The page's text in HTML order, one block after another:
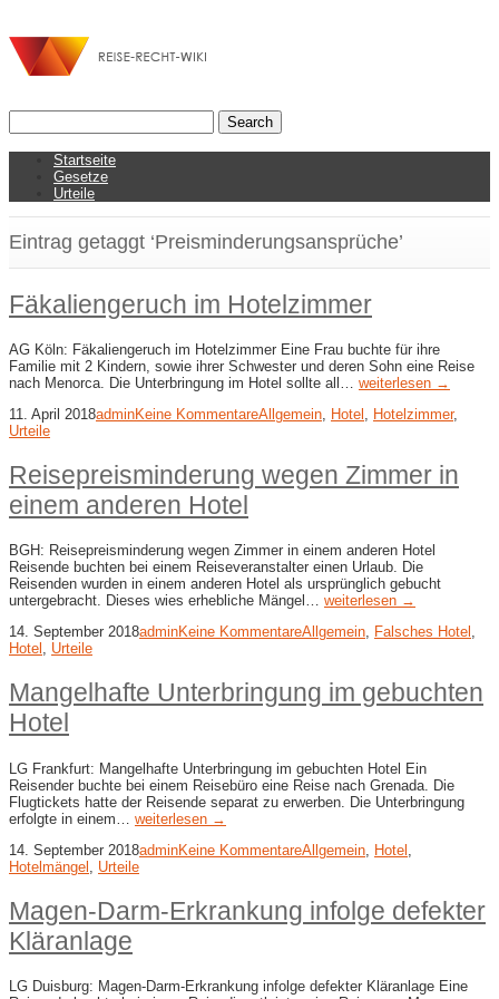
Startseite
Gesetze
Urteile
Eintrag getaggt ‘Preisminderungsansprüche’
Fäkaliengeruch im Hotelzimmer
AG Köln: Fäkaliengeruch im Hotelzimmer Eine Frau buchte für ihre
Familie mit 2 Kindern, sowie ihrer Schwester und deren Sohn eine Reise
nach Menorca. Die Unterbringung im Hotel sollte all… weiterlesen →
11. April 2018adminKeine KommentareAllgemein, Hotel , Hotelzimmer,
Urteile
Reisepreisminderung wegen Zimmer in
einem anderen Hotel
BGH: Reisepreisminderung wegen Zimmer in einem anderen Hotel
Reisende buchten bei einem Reiseveranstalter einen Urlaub. Die
Reisenden wurden in einem anderen Hotel als ursprünglich gebucht
untergebracht. Dieses wies erhebliche Mängel… weiterlesen →
14. September 2018adminKeine KommentareAllgemein, Falsches Hotel ,
Hotel , Urteile
Mangelhafte Unterbringung im gebuchten
Hotel
LG Frankfurt: Mangelhafte Unterbringung im gebuchten Hotel Ein
Reisender buchte bei einem Reisebüro eine Reise nach Grenada. Die
Flugtickets hatte der Reisende separat zu erwerben. Die Unterbringung
erfolgte in einem… weiterlesen →
14. September 2018adminKeine KommentareAllgemein Hotel
Hotelmängel
Urteile
Magen-Darm-Erkrankung infolge defekter
Kläranlage
LG Duisburg: Magen-Darm-Erkrankung infolge defekter Kläranlage Eine